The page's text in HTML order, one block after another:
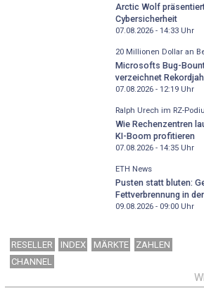
Arctic Wolf
Cybersicherheit
07.08.2026 - 14:33Uhr
20 Millionen Dollar an
Microsofts Bug-
verzeichnet
07.08.2026 - 12:19Uhr
Ralph Urech im RZ-
Wie Rechenzentren
KI-Boom profitieren
07.08.2026 - 14:35Uhr
ETH News
Pusten statt bluten:
Fettverbrennung in
09.08.2026 - 09:00Uhr
RESELLER INDEX MÄRKTE
ZAHLEN
CHANNEL